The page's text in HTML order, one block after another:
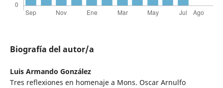
Biografía del autor/a
Luis Armando González
Tres reflexiones en homenaje a Mons. Oscar Arnulfo